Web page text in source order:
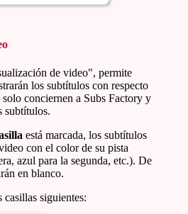
de video", permite
los subtítulos con respecto
conciernen a Subs Factory y
subtítulos.
está marcada, los subtítulos
con el color de su pista
azul para la segunda, etc.). De
en blanco.
casillas siguientes: